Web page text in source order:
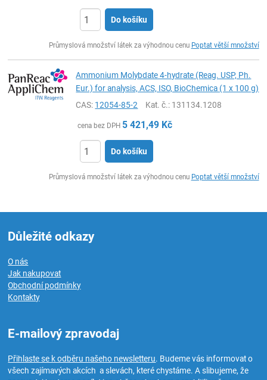
Do košíku
Průmyslová množství látek za výhodnou cenu Poptat větší množství
Ammonium Molybdate 4-hydrate (Reag. USP, Ph.
Eur.) for analysis, ACS, ISO, BioChemica (1 x 100 g)
CAS: 12054-85-2 Kat. č.: 131134.1208
cena bez DPH 5 421,49 Kč
Do košíku
Průmyslová množství látek za výhodnou cenu Poptat větší množství
Důležité odkazy
O nás
Jak nakupovat
Obchodní podmínky
Kontakty
E-mailový zpravodaj
Přihlaste se k odběru našeho newsletteru. Budeme vás informovat o
všech zajímavých akcích a slevách, které chystáme. A slibujeme, že